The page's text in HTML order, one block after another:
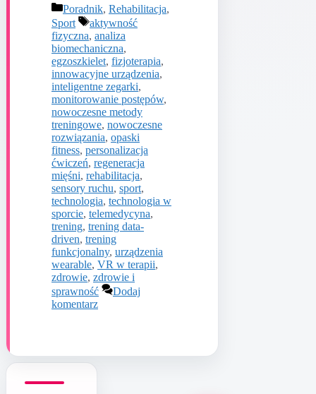
Kategorie
Poradnik, Rehabilitacja,
Sport
Tagi
aktywność
fizyczna, analiza
biomechaniczna,
egzoszkielet, fizjoterapia,
innowacyjne urządzenia,
inteligentne zegarki,
monitorowanie postępów,
nowoczesne metody
treningowe, nowoczesne
rozwiązania, opaski
fitness, personalizacja
ćwiczeń, regeneracja
mięśni, rehabilitacja,
sensory ruchu, sport,
technologia, technologia w
sporcie, telemedycyna,
trening, trening data-
driven, trening
funkcjonalny, urządzenia
wearable, VR w terapii,
zdrowie, zdrowie i
sprawność
Dodaj
komentarz